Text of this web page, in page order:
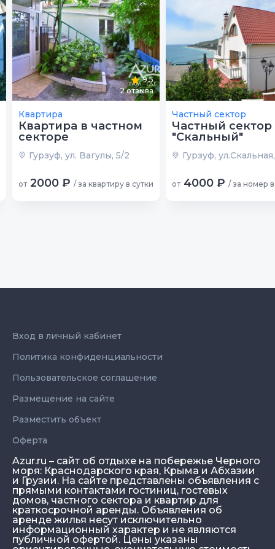
9.5
2отзыва
Квартира
Квартира в частном
секторе
Гурзуф, ул. Вагулы, 5/2
от 2000 ₽ / за квартиру в сутки
Частный сектор
Частный сектор
"Скальный"
Гурзуф,
от 4000 ₽ / за номер в
Azur.ru – сайт об отдыхе на побережье Черного
моря: Краснодарского края, Крыма и Абхазии
и Грузии. На сайте представлены объявления с
прямыми контактами гостиниц, гостевых
домов, частного сектора и квартир для
краткосрочной аренды. Объявления об
аренде жилья несут исключительно
информационный характер и не являются
публичной офертой. Цены указаны
Вход в личный кабинет
Политика конфиденциальности
Пользовательское соглашение
Размещение на сайте
Разместить объект
Оферта